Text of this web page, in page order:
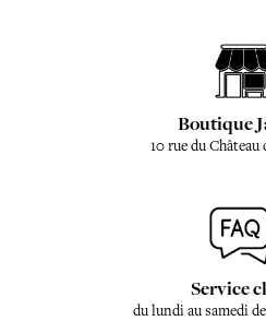
Boutique
10 rue du Château
Service
du lundi au samedi